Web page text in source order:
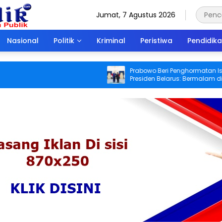
Jumat, 7 Agustus 2026
Nasional Politik Kriminal Peristiwa
Prabowo Beri Penghormatan Istimewa
Presiden Belarus: Bermalam di Istana
Negara